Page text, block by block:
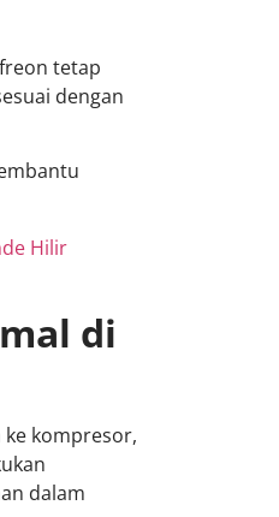
tetap
dengan
Hilir
di
ke kompresor,
dalam